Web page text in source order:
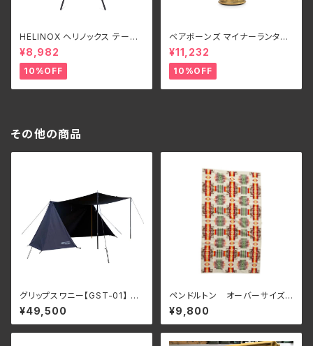
HELINOX ヘリノックス テーブ
ルオー HOME DECO & BEA
CH オーク
¥8,982
10%OFF
ベアボーンズ マイナーランタン
LED
¥11,232
10%OFF
その他の商品
グリップスワニー【GST-01】 FI
RE PROOF GS TENT
¥49,500
ペンドルトン オーバーサイズ
バスタオル 【Chief Joseph】ア
イボリー
¥9,800